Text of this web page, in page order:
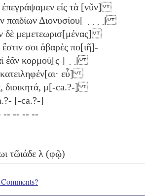
ἐπεγράψαμεν εἰς τὰ [νῦν]
παιδίων Διονυσίου[ ̣ ̣ ̣ ̣]
δὲ μεμετεωρισ[μένας]
ἔστιν σοι ἀβαρὲς πο[ιῆ]-
ἐᾶν κορμοὺ̣[ς ] ̣ ̣]
εὖ]
διοικητά, μ[-ca.?-]
[-ca.?-]
-- -- -- --
τῶιἀδε λ (φῷ)